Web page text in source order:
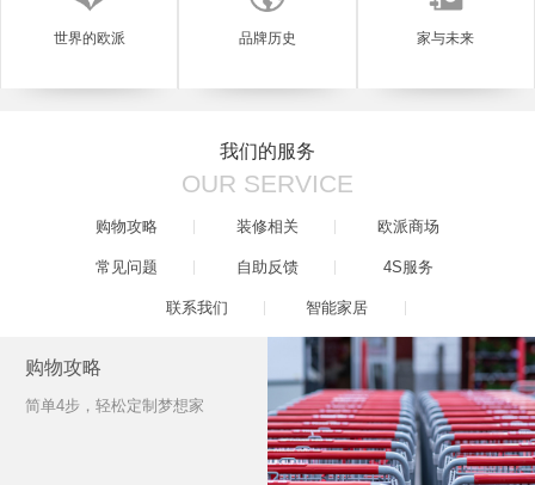
世界的欧派 品牌历史 家与未来
我们的服务
OUR SERVICE
购物攻略 装修相关 欧派商场
常见问题 自助反馈 4S服务
联系我们 智能家居
购物攻略
简单4步，轻松定制梦想家